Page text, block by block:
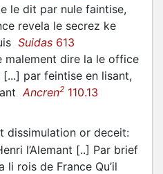
le dit par nule faintise,
revela le secrez ke
Suidas 613
malement dire la le office
par feintise en lisant,
Ancren2 110.13
dissimulation or deceit:
l’Alemant [..] Par brief
li rois de France Qu’il